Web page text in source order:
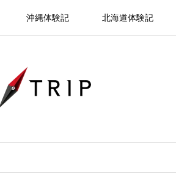
沖縄体験記 北海道体験記